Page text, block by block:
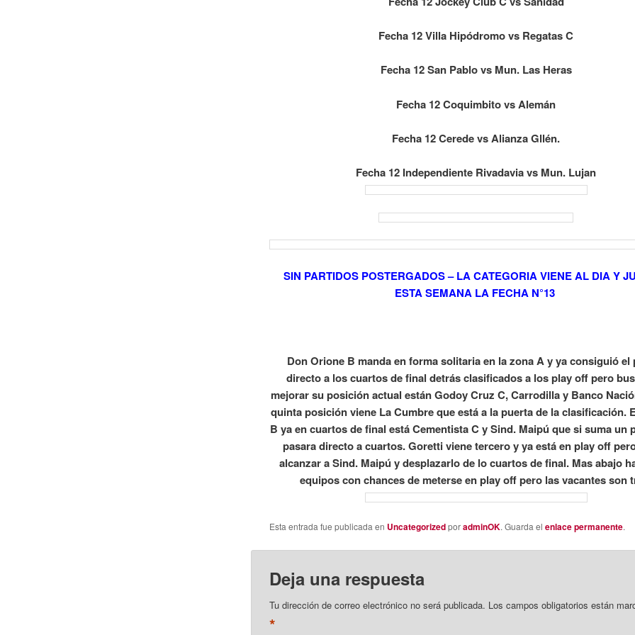
Fecha 12 Villa Hipódromo vs Regatas C
Fecha 12 San Pablo vs Mun. Las Heras
Fecha 12 Coquimbito vs Alemán
Fecha 12 Cerede vs Alianza Gllén.
Fecha 12 Independiente Rivadavia vs Mun. Lujan
SIN PARTIDOS POSTERGADOS – LA CATEGORIA VIENE AL DIA Y
ESTA SEMANA LA FECHA N°13
Don Orione B manda en forma solitaria en la zona A y ya consiguió el
directo a los cuartos de final detrás clasificados a los play off pero
mejorar su posición actual están Godoy Cruz C, Carrodilla y Banco
quinta posición viene La Cumbre que está a la puerta de la clasificación.
B ya en cuartos de final está Cementista C y Sind. Maipú que si suma un
pasara directo a cuartos. Goretti viene tercero y ya está en play off
alcanzar a Sind. Maipú y desplazarlo de lo cuartos de final. Mas abajo
equipos con chances de meterse en play off pero las vacantes son
Esta entrada fue publicada en UncategorizedporadminOK. Guarda el enlace permanente.
Deja una respuesta
Tu dirección de correo electrónico no será publicada. Los campos obligatorios están
*